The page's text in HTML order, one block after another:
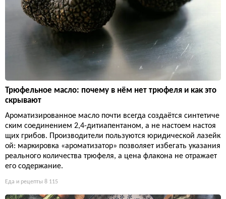
Трюфельное масло: почему в нём нет трюфеля и как это
скрывают
Ароматизированное масло почти всегда создаётся синтетиче
ским соединением 2,4-дитиапентаном, а не настоем настоя
щих грибов. Производители пользуются юридической лазейк
ой: маркировка «ароматизатор» позволяет избегать указания
реального количества трюфеля, а цена флакона не отражает
его содержание.
Еда и рецепты 8 115